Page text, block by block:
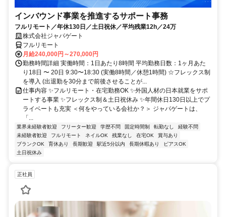
インバウンド事業を推進するサポート事務
フルリモート／年休130日／土日祝休／平均残業12h／24万
株式会社ジャパゲート
フルリモート
月給240,000円～270,000円
勤務時間詳細 実働時間：1日あたり8時間 平均勤務日数：1ヶ月あた
り18日 〜 20日 9:30〜18:30 (実働8時間／休憩1時間) ☆フレックス制
を導入 (出退勤を30分まで前後させることが...
仕事内容 ✨フルリモート・在宅勤務OK ✨外国人材の日本就業をサポ
ートする事業 ✨フレックス制＆土日祝休み ✨年間休日130日以上でプ
ライベートも充実 ＜何をやっている会社か？＞ ジャパゲートは、
「...
業界未経験者歓迎 フリーター歓迎 学歴不問 固定時間制 転勤なし
経験不問
未経験者歓迎
フルリモート ネイルOK 残業なし 在宅OK
賞与あり
ブランクOK
育休あり 長期歓迎 駅近5分以内 長期休暇あり
ピアスOK
土日祝休み
正社員